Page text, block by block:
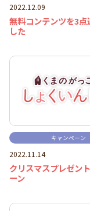
2022.12.09
無料コンテンツを3点
した
キャンペーン
2022.11.14
クリスマスプレゼン
ーン